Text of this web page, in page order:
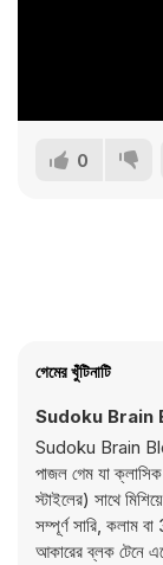
0
গেমের খুঁটিনাটি
Sudoku Brain
Sudoku Brain
পাজল গেম যা
স্টাইলের) সাথে
সম্পূর্ণ সারি, কলাম
আকারের ব্লক টেনে